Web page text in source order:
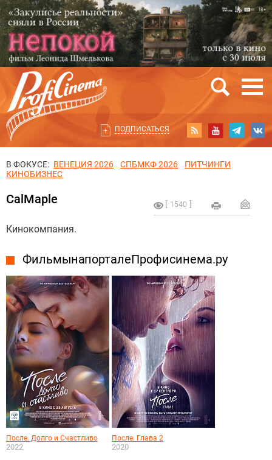
ПОДПИСАТЬСЯ
В ФОКУСЕ: ВЕНЕЦИЯ 2026 СПБМКФ 2026
ПИТЧИНГИ
КИНОБИЗНЕС
1540
CalMaple
Кинокомпания.
Фильмы на портале Профисинема.ру
После. Долго и Счастливо
2022
После. Глава 2
2020